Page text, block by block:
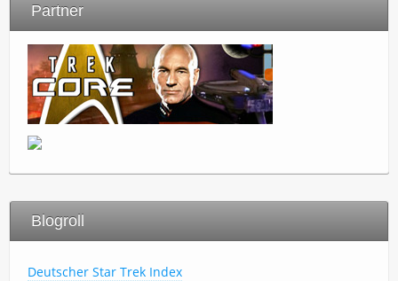
Partner
Blogroll
Deutscher Star Trek Index